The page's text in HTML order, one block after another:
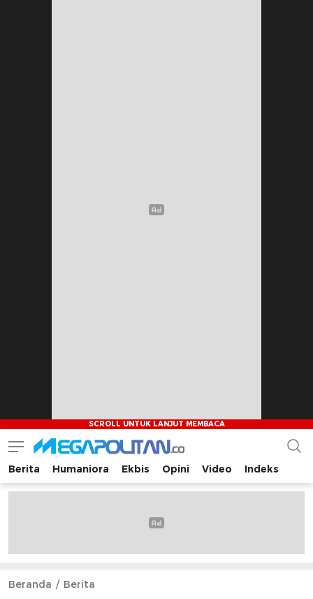
Megapolitan.co
Menyajikan berita-berita fakta bagi pembaca
Berita Humaniora Ekbis Opini Video Indeks
Beranda Berita